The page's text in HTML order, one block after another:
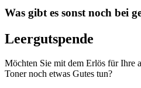
Was gibt es sonst noch bei
Leergutspende
Möchten Sie mit dem Erlös für Ihre
Toner noch etwas Gutes tun?